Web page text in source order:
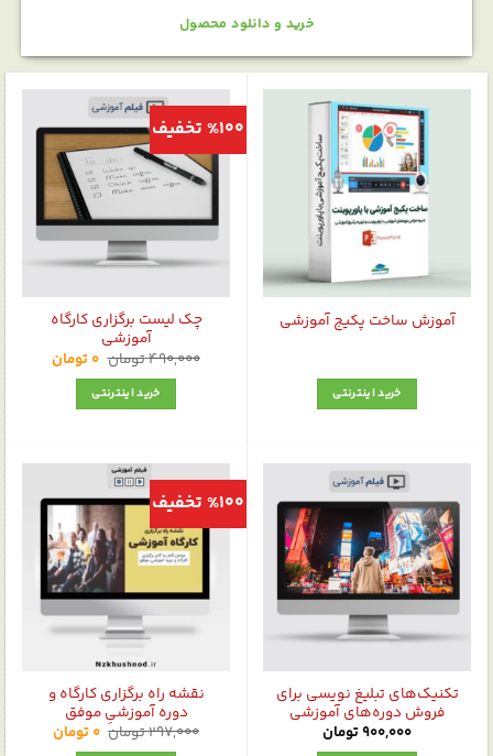
خرید و دانلود محصول
آموزش ساخت پکیج آموزشی
خرید اینترنتی
%100 تخفیف
چک‌ لیست برگزاری کارگاه
آموزشی
490,000تومان قیمت
اصلی:
بود.
0تومانقیمت
فعلی:
خرید اینترنتی
تکنیک‌های تبلیغ نویسی برای
فروش دوره‌های آموزشی
900,000تومان
%100 تخفیف
نقشه راه برگزاری کارگاه و
دوره آموزشیِ موفق
297,000تومان قیمت
اصلی:
0تومان